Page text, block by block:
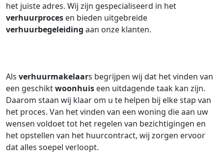
het juiste adres. Wij zijn gespecialiseerd in het
verhuurproces en bieden uitgebreide
verhuurbegeleiding aan onze klanten.
Als verhuurmakelaars begrijpen wij dat het vinden van
een geschiktwoonhuis een uitdagende taak kan zijn.
Daarom staan wij klaar om u te helpen bij elke stap van
het proces. Van het vinden van een woning die aan uw
wensen voldoet tot het regelen van bezichtigingen en
het opstellen van het huurcontract, wij zorgen ervoor
dat alles soepel verloopt.